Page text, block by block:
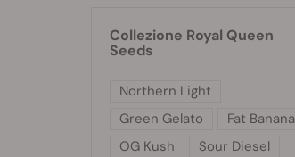
Collezione Royal Queen
Seeds
Northern Light
Green Gelato
Fat Banana
OG Kush
Sour Diesel